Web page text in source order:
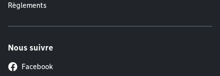
Règlements
Nous suivre
Facebook